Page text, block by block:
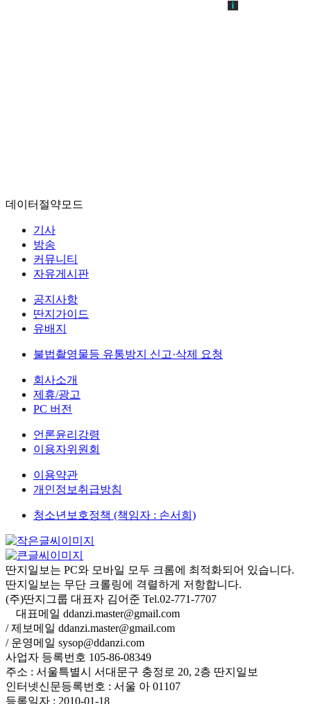
데이터절약모드
기사
방송
커뮤니티
자유게시판
공지사항
딴지가이드
유배지
불법촬영물등 유통방지 신고·삭제 요청
회사소개
제휴/광고
PC 버전
언론윤리강령
이용자위원회
이용약관
개인정보취급방침
청소년보호정책 (책임자 : 손서희)
딴지일보는 PC와 모바일 모두 크롬에 최적화되어 있습니다.
딴지일보는 무단 크롤링에 격렬하게 저항합니다.
(주)딴지그룹 대표자 김어준 Tel.02-771-7707
대표메일 ddanzi.master@gmail.com
/ 제보메일 ddanzi.master@gmail.com
/ 운영메일 sysop@ddanzi.com
사업자 등록번호 105-86-08349
주소 : 서울특별시 서대문구 충정로 20, 2층 딴지일보
인터넷신문등록번호 : 서울 아 01107
등록일자 : 2010-01-18